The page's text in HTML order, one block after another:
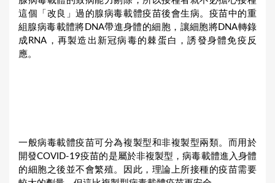
這個「改良」過的腺病毒載體疫苗後會生病。疫苗中的重
組腺病毒載體將DNA帶進身體的細胞，讓細胞將DNA轉錄
成RNA，再製造出新冠病毒的棘蛋白，誘發身體免疫反
應。
一般病毒載體疫苗可分為複製型和非複製型兩類。而用於
開發COVID-19疫苗的是屬於非複製型，病毒載體進入身體
的細胞之後並不會繁殖。因此，理論上所接種的疫苗需要